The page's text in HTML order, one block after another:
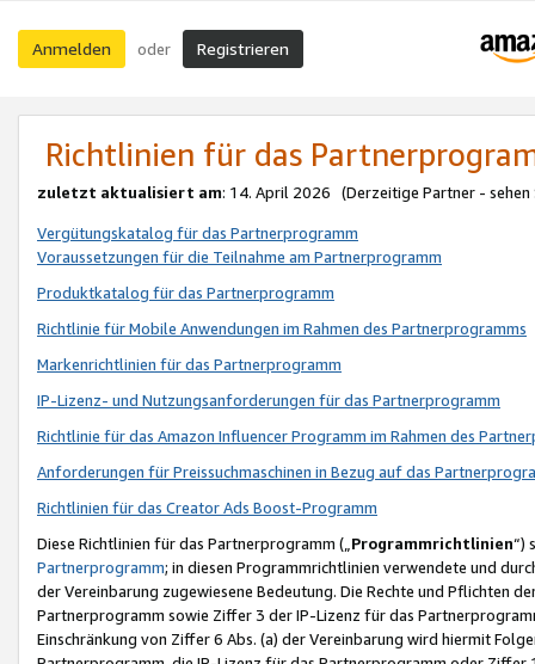
Anmelden oder Registrieren
Richtlinien für das
zuletzt aktualisiert am: 14. April 2026 (Derzeitige Partner - sehen
Vergütungskatalog für das Partnerprogramm
Voraussetzungen für die Teilnahme am Partnerprogramm
Produktkatalog für das Partnerprogramm
Richtlinie für Mobile Anwendungen im Rahmen des Partnerprogramms
Markenrichtlinien für das Partnerprogramm
IP-Lizenz- und Nutzungsanforderungen für das Partnerprogramm
Richtlinie für das Amazon Influencer Programm im Rahmen des
Anforderungen für Preissuchmaschinen in Bezug auf das
Richtlinien für das Creator Ads Boost-Programm
Diese Richtlinien für das Partnerprogramm („Programmrichtlinien“)
Partnerprogramm; in diesen Programmrichtlinien verwendete und
der Vereinbarung zugewiesene Bedeutung. Die Rechte und Pflichten
Partnerprogramm sowie Ziffer 3 der IP-Lizenz für das
Einschränkung von Ziffer 6 Abs. (a) der Vereinbarung wird hiermit